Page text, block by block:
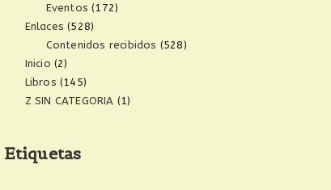
Eventos (172)
Enlaces (528)
Contenidos recibidos (528)
Inicio (2)
Libros (145)
Z SIN CATEGORIA (1)
Etiquetas